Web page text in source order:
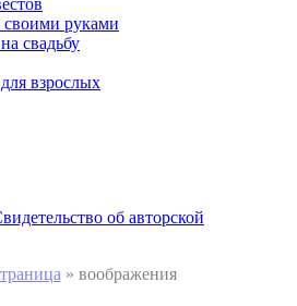
своими руками
свадьбу
взрослых
об авторской
» воображения